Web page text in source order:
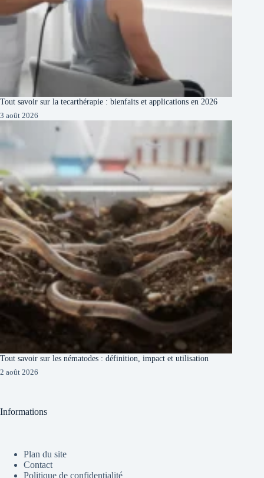
Tout savoir sur la tecarthérapie : bienfaits et applications en 2026
3 août 2026
Tout savoir sur les nématodes : définition, impact et utilisation
2 août 2026
Informations
Plan du site
Contact
Politique de confidentialité